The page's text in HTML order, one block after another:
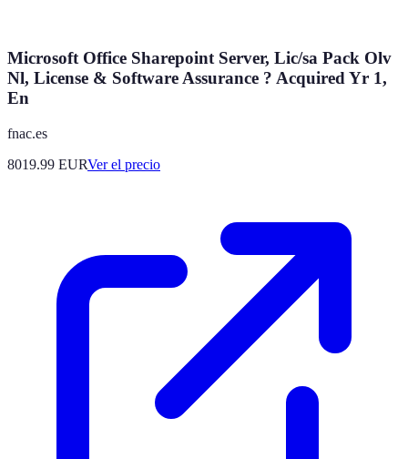
Microsoft Office Sharepoint Server, Lic/sa Pack Olv
Nl, License & Software Assurance ? Acquired Yr 1,
En
fnac.es
8019.99 EURVer el precio